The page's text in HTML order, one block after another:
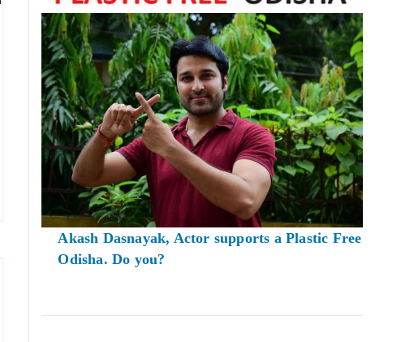
Akash Dasnayak, Actor supports a Plastic Free
Odisha. Do you?